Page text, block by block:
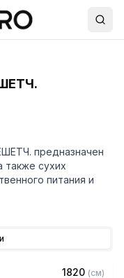
предназначен
также сухих
питания и
1820 (см)